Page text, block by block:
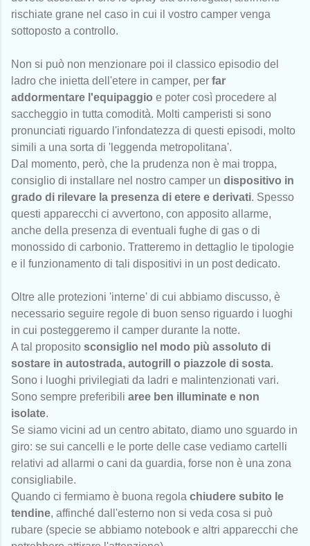
rischiate grane nel caso in cui il vostro camper venga
sottoposto a controllo.
Non si può non menzionare poi il classico episodio del
ladro che inietta dell'etere in camper, per far
addormentare l'equipaggio e poter così procedere al
saccheggio in tutta comodità. Molti camperisti si sono
pronunciati riguardo l'infondatezza di questi episodi, molto
simili a una sorta di 'leggenda metropolitana'.
Dal momento, però, che la prudenza non è mai troppa,
consiglio di installare nel nostro camper un dispositivo in
grado di rilevare la presenza di etere e derivati. Spesso
questi apparecchi ci avvertono, con apposito allarme,
anche della presenza di eventuali fughe di gas o di
monossido di carbonio. Tratteremo in dettaglio le tipologie
e il funzionamento di tali dispositivi in un post dedicato.
Oltre alle protezioni 'interne' di cui abbiamo discusso, è
necessario seguire regole di buon senso riguardo i luoghi
in cui posteggeremo il camper durante la notte.
A tal proposito sconsiglio nel modo più assoluto di
sostare in autostrada, autogrill o piazzole di sosta.
Sono i luoghi privilegiati da ladri e malintenzionati vari.
Sono sempre preferibili aree ben illuminate e non
isolate.
Se siamo vicini ad un centro abitato, diamo uno sguardo in
giro: se sui cancelli e le porte delle case vediamo cartelli
relativi ad allarmi o cani da guardia, forse non è una zona
consigliabile.
Quando ci fermiamo è buona regola chiudere subito le
tendine, affinché dall'esterno non si veda cosa si può
rubare (specie se abbiamo notebook e altri apparecchi che